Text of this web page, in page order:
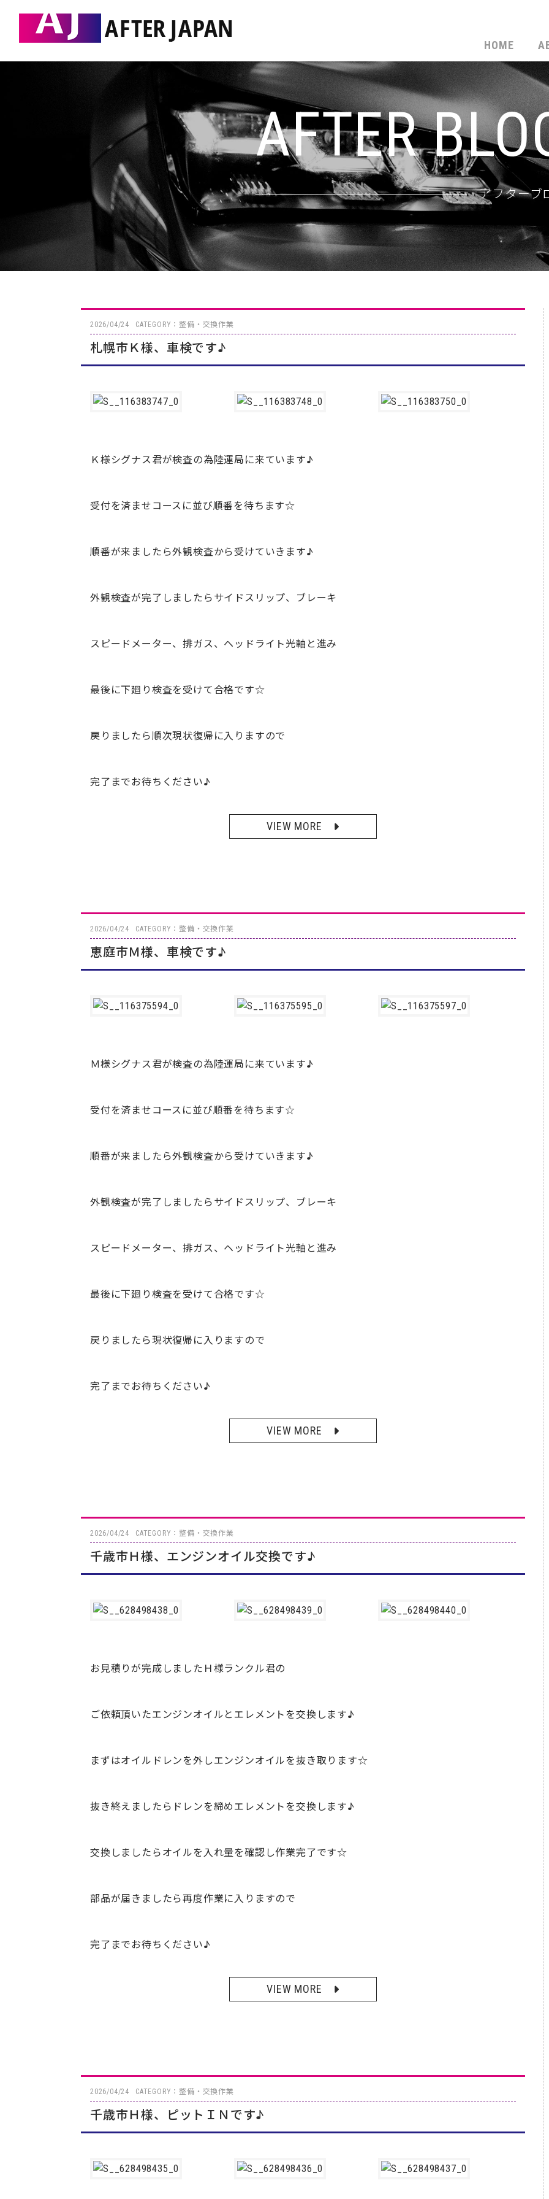
HOME
AFTER
アフターブ
2026/04/24 CATEGORY：整備・交換作業
札幌市Ｋ様、車検です♪
Ｋ様シグナス君が検査の為陸運局に来ています♪
受付を済ませコースに並び順番を待ちます☆
順番が来ましたら外観検査から受けていきます♪
外観検査が完了しましたらサイドスリップ、ブレーキ
スピードメーター、排ガス、ヘッドライト光軸と進み
最後に下廻り検査を受けて合格です☆
戻りましたら順次現状復帰に入りますので
完了までお待ちください♪
VIEW MORE
2026/04/24 CATEGORY：整備・交換作業
恵庭市Ｍ様、車検です♪
Ｍ様シグナス君が検査の為陸運局に来ています♪
受付を済ませコースに並び順番を待ちます☆
順番が来ましたら外観検査から受けていきます♪
外観検査が完了しましたらサイドスリップ、ブレーキ
スピードメーター、排ガス、ヘッドライト光軸と進み
最後に下廻り検査を受けて合格です☆
戻りましたら現状復帰に入りますので
完了までお待ちください♪
VIEW MORE
2026/04/24 CATEGORY：整備・交換作業
千歳市Ｈ様、エンジンオイル交換です♪
お見積りが完成しましたＨ様ランクル君の
ご依頼頂いたエンジンオイルとエレメントを交換します♪
まずはオイルドレンを外しエンジンオイルを抜き取ります☆
抜き終えましたらドレンを締めエレメントを交換します♪
交換しましたらオイルを入れ量を確認し作業完了です☆
部品が届きましたら再度作業に入りますので
完了までお待ちください♪
VIEW MORE
2026/04/24 CATEGORY：整備・交換作業
千歳市Ｈ様、ピットＩＮです♪